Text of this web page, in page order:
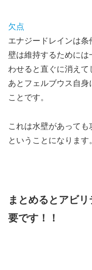
欠点
エナジードレインは
壁は維持するために
わせると直ぐに消えて
あとフェルブウス自
ことです。
これは水壁があって
ということになります
まとめるとアビ
要です！！